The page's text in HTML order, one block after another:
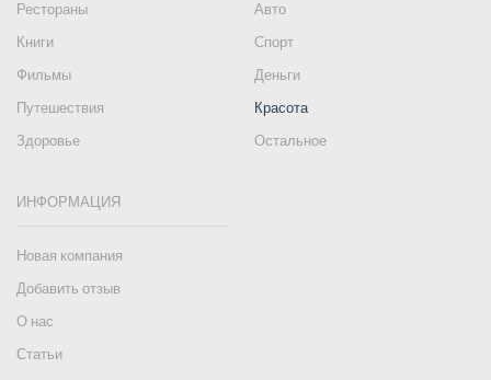
Рестораны
Авто
Книги
Спорт
Фильмы
Деньги
Путешествия
Красота
Здоровье
Остальное
ИНФОРМАЦИЯ
Новая компания
Добавить отзыв
О нас
Статьи